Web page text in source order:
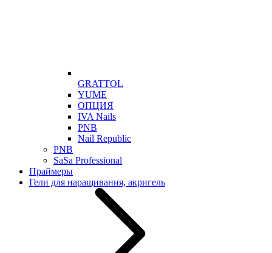
GRATTOL
YUME
ОПЦИЯ
IVA Nails
PNB
Nail Republic
PNB
SaSa Professional
Праймеры
Гели для наращивания, акригель